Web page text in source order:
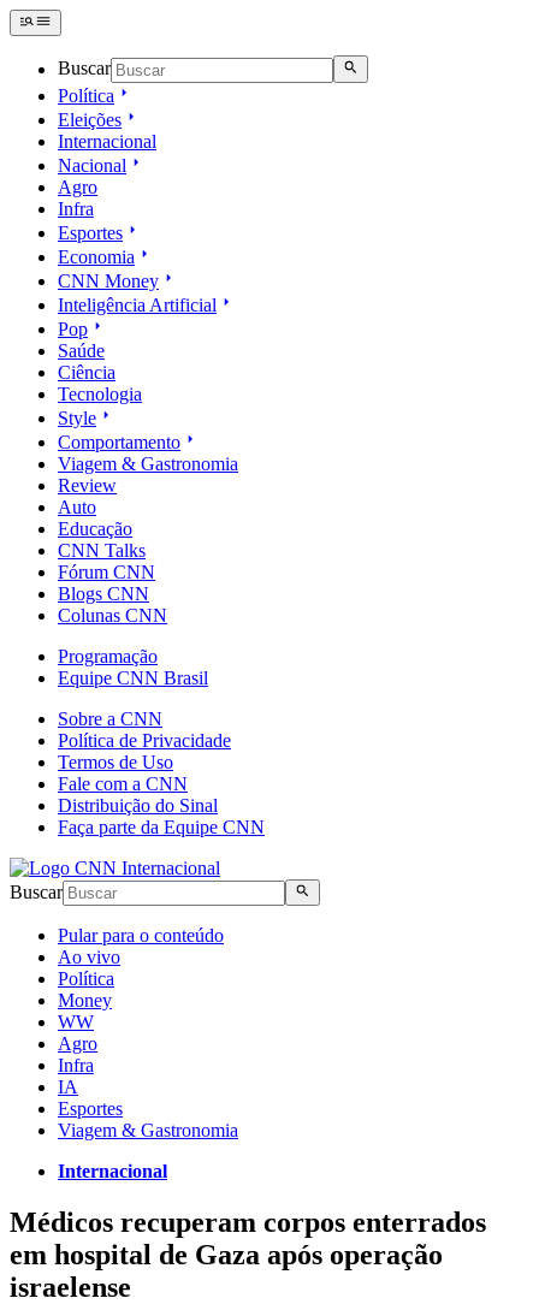
Buscar
Política
Eleições
Internacional
Nacional
Agro
Infra
Esportes
Economia
CNN Money
Inteligência Artificial
Pop
Saúde
Ciência
Tecnologia
Style
Comportamento
Viagem & Gastronomia
Review
Auto
Educação
CNN Talks
Fórum CNN
Blogs CNN
Colunas CNN
Programação
Equipe CNN Brasil
Sobre a CNN
Política de Privacidade
Termos de Uso
Fale com a CNN
Distribuição do Sinal
Faça parte da Equipe CNN
Buscar
Pular para o conteúdo
Ao vivo
Política
Money
WW
Agro
Infra
IA
Esportes
Viagem & Gastronomia
Internacional
Médicos recuperam corpos enterrados
em hospital de Gaza após operação
israelense